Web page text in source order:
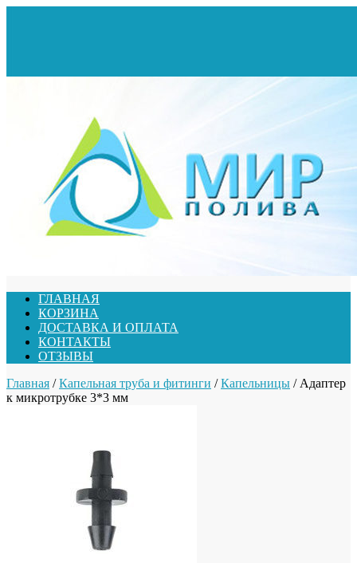
ГЛАВНАЯ
КОРЗИНА
ДОСТАВКА И ОПЛАТА
КОНТАКТЫ
ОТЗЫВЫ
Главная /Капельная труба и фитинги /Капельницы / Адаптер
к микротрубке 3*3 мм